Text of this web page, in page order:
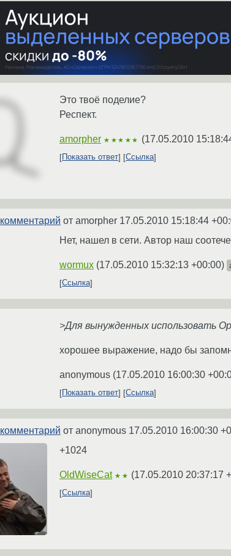
Это твоё поделие?
Респект.
amorpher ★★★★★ (17.05.2010
Показать ответ Ссылка
комментарий от amorpher 17.05.2010 15:18:44
Нет, нашел в сети. Автор наш
wormux (17.05.2010 15:32:13 +00:00)
Ссылка
>Для вынужденных использовать
хорошее выражение, надо бы
anonymous (17.05.2010 16:00:30
Показать ответ Ссылка
комментарий от anonymous 17.05.2010 16:00:30
+1024
OldWiseCat ★★ (17.05.2010 20:37:17
Ссылка